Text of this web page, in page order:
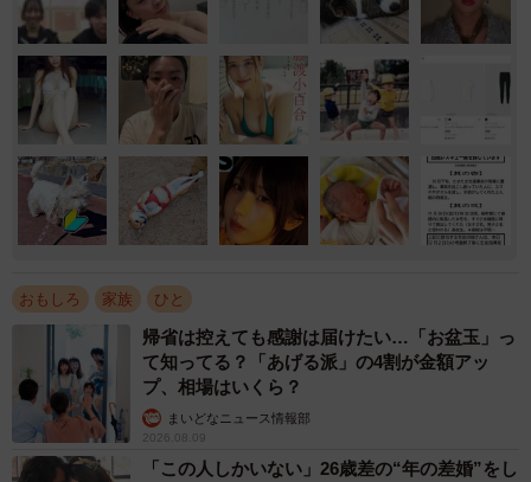
おもしろ 家族 ひと
帰省は控えても感謝は届けたい…「お盆玉」っ
て知ってる？「あげる派」の4割が金額アッ
プ、相場はいくら？
まいどなニュース情報部
2026.08.09
「この人しかいない」26歳差の“年の差婚”をし